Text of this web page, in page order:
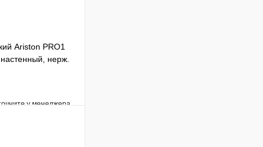
Ariston PRO1
нерж.
у менеджера